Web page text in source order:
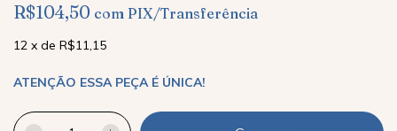
R$104,50 com PIX/Transferência
12 x de R$11,15
ATENÇÃO ESSA PEÇA É ÚNICA!